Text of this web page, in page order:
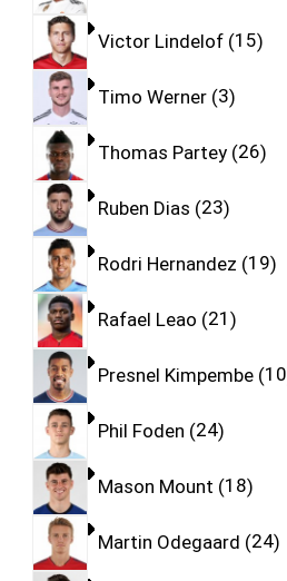
Victor Lindelof 15
Timo Werner 3
Thomas Partey 26
Ruben Dias 23
Rodri Hernandez 19
Rafael Leao 21
Presnel Kimpembe 10
Phil Foden 24
Mason Mount 18
Martin Odegaard 24